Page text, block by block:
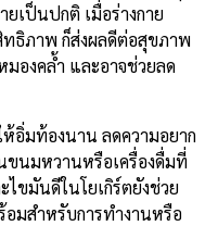
เป็นปกติ เมื่อร่างกาย
ทธิภาพ ก็ส่งผลดีต่อสุขภาพ
องคล้ำ และอาจช่วยลด
อิ่มท้องนาน ลดความอยาก
ขนมหวานหรือเครื่องดื่มที่
ขมันดีในโยเกิร์ตยังช่วย
อมสำหรับการทำงานหรือ